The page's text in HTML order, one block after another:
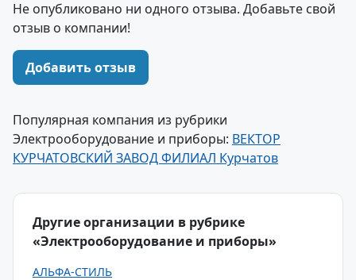
Не опубликовано ни одного отзыва. Добавьте свой
отзыв о компании!
Добавить отзыв
Популярная компания из рубрики
Электрооборудование и приборы: ВЕКТОР
КУРЧАТОВСКИЙ ЗАВОД ФИЛИАЛ Курчатов
Другие организации в рубрике
«Электрооборудование и приборы»
АЛЬФА-СТИЛЬ